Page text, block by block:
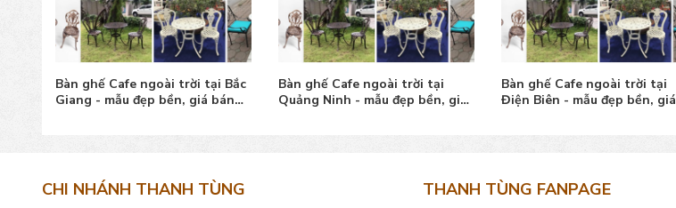
Bàn ghế Cafe ngoài trời tại Bắc
Giang - mẫu đẹp bền, giá bán
Bàn ghế Cafe ngoài trời tại
Quảng Ninh - mẫu đẹp bền, giá
Bàn ghế Cafe ngoài trời tại
Điện Biên - mẫu đẹp bền, giá
CHI NHÁNH THANH TÙNG THANH TÙNG FANPAGE